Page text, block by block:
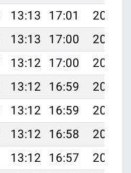
13:13 17:01
20:10
13:13 17:00
20:09
13:12 17:00
20:07
13:12 16:59
20:06
13:12 16:59
20:05
13:12 16:58
20:04
13:12 16:57
20:02